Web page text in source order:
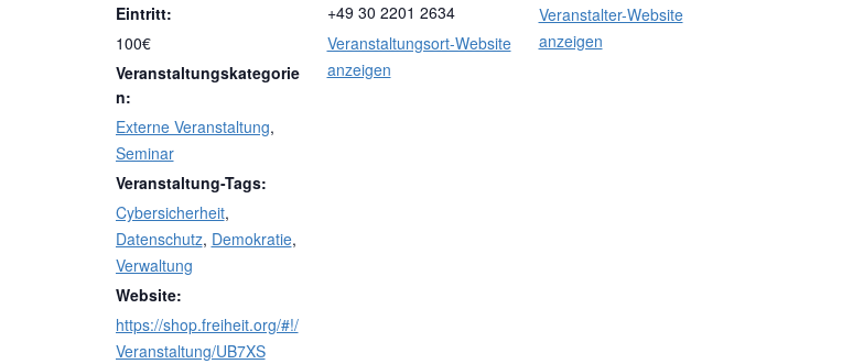
Eintritt:
100€
Veranstaltungskategorie
n:
Externe Veranstaltung,
Seminar
Veranstaltung-Tags:
Cybersicherheit,
Datenschutz, Demokratie,
Verwaltung
Website:
https://shop.freiheit.org/#!/
Veranstaltung/UB7XS
+49 30 2201 2634
Veranstaltungsort-Website
anzeigen
Veranstalter-Website
anzeigen